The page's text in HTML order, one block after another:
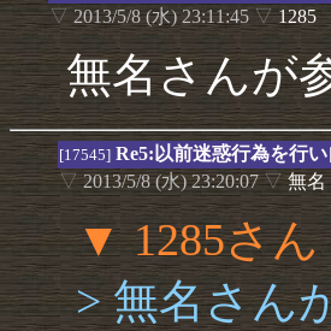
▽ 2013/5/8 (水) 23:11:45 ▽1285
無名さんが
[17545] Re5:以前迷惑行為を行
▽2013/5/8 (水) 23:20:07▽無名
▼ 1285さん
> 無名さん